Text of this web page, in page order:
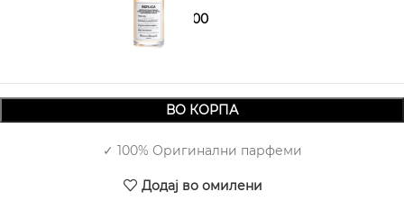
7.340,005.870,00
ВО КОРПА
✓ 100% Оригинални парфеми
Додај во омилени